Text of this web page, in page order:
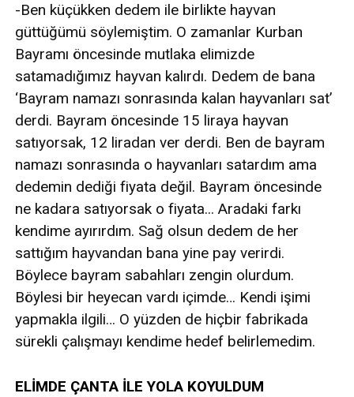
-Ben küçükken dedem ile birlikte hayvan
güttüğümü söylemiştim. O zamanlar Kurban
Bayramı öncesinde mutlaka elimizde
satamadığımız hayvan kalırdı. Dedem de bana
‘Bayram namazı sonrasında kalan hayvanları sat’
derdi. Bayram öncesinde 15 liraya hayvan
satıyorsak, 12 liradan ver derdi. Ben de bayram
namazı sonrasında o hayvanları satardım ama
dedemin dediği fiyata değil. Bayram öncesinde
ne kadara satıyorsak o fiyata... Aradaki farkı
kendime ayırırdım. Sağ olsun dedem de her
sattığım hayvandan bana yine pay verirdi.
Böylece bayram sabahları zengin olurdum.
Böylesi bir heyecan vardı içimde… Kendi işimi
yapmakla ilgili… O yüzden de hiçbir fabrikada
sürekli çalışmayı kendime hedef belirlemedim.
ELİMDE ÇANTA İLE YOLA KOYULDUM